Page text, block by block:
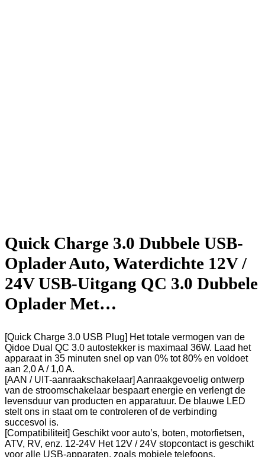
Quick Charge 3.0 Dubbele USB-
Oplader Auto, Waterdichte 12V /
24V USB-Uitgang QC 3.0 Dubbele
Oplader Met…
[Quick Charge 3.0 USB Plug] Het totale vermogen van de
Qidoe Dual QC 3.0 autostekker is maximaal 36W. Laad het
apparaat in 35 minuten snel op van 0% tot 80% en voldoet
aan 2,0 A / 1,0 A.
[AAN / UIT-aanraakschakelaar] Aanraakgevoelig ontwerp
van de stroomschakelaar bespaart energie en verlengt de
levensduur van producten en apparatuur. De blauwe LED
stelt ons in staat om te controleren of de verbinding
succesvol is.
[Compatibiliteit] Geschikt voor auto’s, boten, motorfietsen,
ATV, RV, enz. 12-24V Het 12V / 24V stopcontact is geschikt
voor alle USB-apparaten, zoals mobiele telefoons,